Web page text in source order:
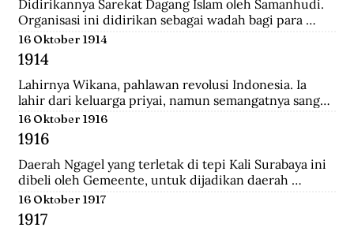
Didirikannya Sarekat Dagang Islam oleh Samanhudi.
Organisasi ini didirikan sebagai wadah bagi para
pengusaha batik di Surakarta. Organisasi ini
merupakan organisasi pertama yang lahir dari
Indonesia untuk menentang politik kekuasaan
Belanda.
16 Oktober 1914
1914
Lahirnya Wikana, pahlawan revolusi Indonesia. Ia
lahir dari keluarga priyai, namun semangatnya sangat
tinggi dalam memperjuangkan kemerdekaan dari
tangan penjajah.
16 Oktober 1916
1916
Daerah Ngagel yang terletak di tepi Kali Surabaya ini
dibeli oleh Gemeente, untuk dijadikan daerah
industri baru di Surabaya.
16 Oktober 1917
1917